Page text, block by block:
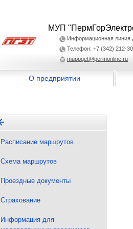
МУП
Информационная линия
Телефон: +7 (342) 212-
muppget@permonline.ru
О предприятии
Расписание маршрутов
Схема маршрутов
Проездные документы
Страхование
Информация для